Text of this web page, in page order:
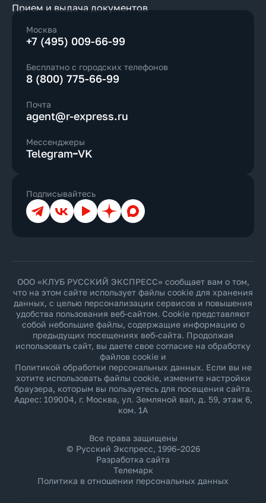
Прием и выдача документов
Москва
+7 (495) 009-66-99
Бесплатно с городских телефонов
8 (800) 775-66-99
Почта
agent@r-express.ru
Мессенджеры
Telegram VK
Подписывайтесь
ТелеграмВКонтакте
YouTubeДзен Max
ООО «КЛУБ РУССКИЙ ЭКСПРЕСС» сообщает вам о том,
что на этом сайте использует файлы cookie для хранения
данных, с целью персонализации сервисов и повышения
удобства пользования веб-сайтом. Cookie представляют
собой небольшие файлы, содержащие информацию о
предыдущих посещениях веб-сайта. Продолжая
использовать сайт, вы даете свое согласие на обработку
файлов cookie и
Политикой обработки персональных данных. Если вы не
хотите использовать файлы cookie, измените настройки
браузера, которым вы пользуетесь для посещения сайта.
Адрес: 109004, г. Москва, ул. Земляной вал, д. 59, этаж 6,
ком. 1А
Все права защищены
© Русский Экспресс, 1996–2026
Разработка сайта
Телемарк
Политика в отношении персональных данных